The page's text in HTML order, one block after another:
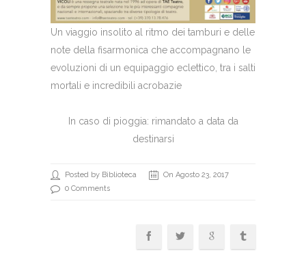
Un viaggio insolito al ritmo dei tamburi e delle
note della fisarmonica che accompagnano le
evoluzioni di un equipaggio eclettico, tra i salti
mortali e incredibili acrobazie
In caso di pioggia: rimandato a data da
destinarsi
Posted by Biblioteca
On Agosto 23, 2017
0 Comments